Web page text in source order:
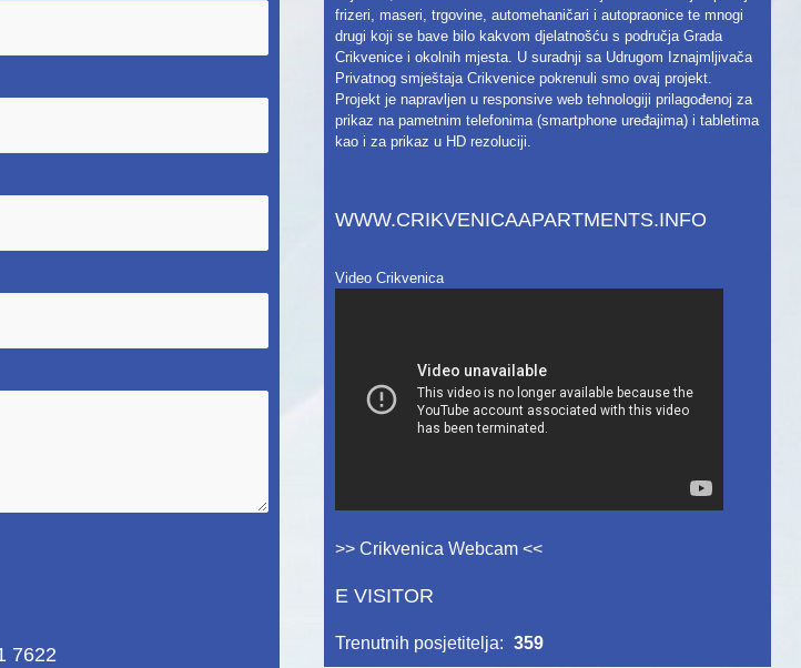
7622
frizeri, maseri, trgovine, automehaničari i autopraonice te mnogi
drugi koji se bave bilo kakvom djelatnošću s područja Grada
Crikvenice i okolnih mjesta. U suradnji sa Udrugom Iznajmljivača
Privatnog smještaja Crikvenice pokrenuli smo ovaj projekt.
Projekt je napravljen u responsive web tehnologiji prilagođenoj za
prikaz na pametnim telefonima (smartphone uređajima) i tabletima
kao i za prikaz u HD rezoluciji.
WWW.CRIKVENICAAPARTMENTS.INFO
Video Crikvenica
>> Crikvenica Webcam <<
E VISITOR
Trenutnih posjetitelja: 359